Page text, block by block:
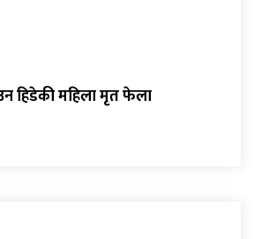
हिडेकी महिला मृत फेला